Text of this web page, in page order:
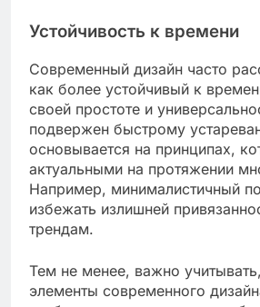
Устойчивость к времени
Современный дизайн часто
как более устойчивый к
своей простоте и
подвержен быстрому
основывается на принципах,
актуальными на протяжении
Например, минималистичный
избежать излишней
трендам.
Тем не менее, важно
элементы современного